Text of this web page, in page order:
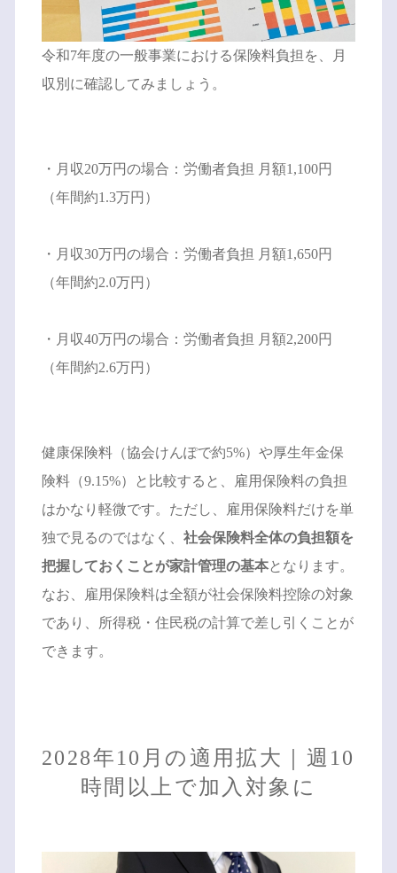
令和7年度の一般事業における保険料負担を、月
収別に確認してみましょう。
・月収20万円の場合：労働者負担 月額1,100円
（年間約1.3万円）
・月収30万円の場合：労働者負担 月額1,650円
（年間約2.0万円）
・月収40万円の場合：労働者負担 月額2,200円
（年間約2.6万円）
健康保険料（協会けんぽで約5%）や厚生年金保
険料（9.15%）と比較すると、雇用保険料の負担
はかなり軽微です。ただし、雇用保険料だけを単
独で見るのではなく、 社会保険料全体の負担額を
把握しておくことが家計管理の基本となります。
なお、雇用保険料は全額が社会保険料控除の対象
であり、所得税・住民税の計算で差し引くことが
できます。
2028年10月の適用拡大｜週10
時間以上で加入対象に